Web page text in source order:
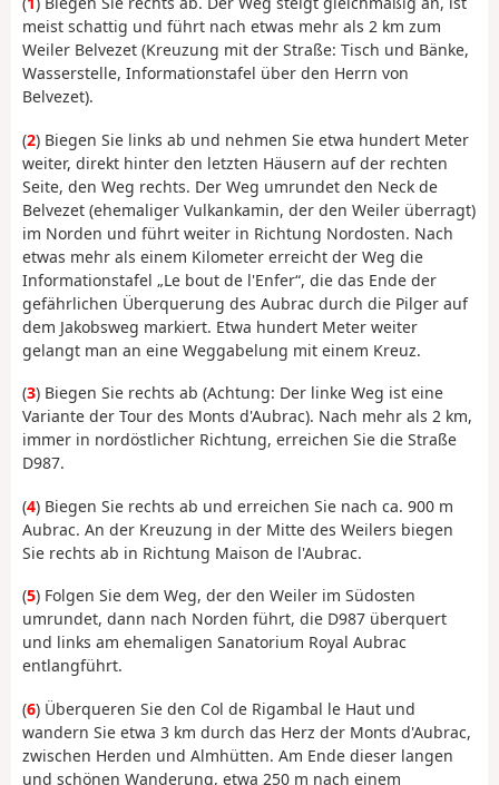
meist schattig und führt nach etwas mehr als 2 km zum
Weiler Belvezet (Kreuzung mit der Straße: Tisch und Bänke,
Wasserstelle, Informationstafel über den Herrn von
Belvezet).
(2) Biegen Sie links ab und nehmen Sie etwa hundert Meter
weiter, direkt hinter den letzten Häusern auf der rechten
Seite, den Weg rechts. Der Weg umrundet den Neck de
Belvezet (ehemaliger Vulkankamin, der den Weiler überragt)
im Norden und führt weiter in Richtung Nordosten. Nach
etwas mehr als einem Kilometer erreicht der Weg die
Informationstafel „Le bout de l'Enfer“, die das Ende der
gefährlichen Überquerung des Aubrac durch die Pilger auf
dem Jakobsweg markiert. Etwa hundert Meter weiter
gelangt man an eine Weggabelung mit einem Kreuz.
(3) Biegen Sie rechts ab (Achtung: Der linke Weg ist eine
Variante der Tour des Monts d'Aubrac). Nach mehr als 2 km,
immer in nordöstlicher Richtung, erreichen Sie die Straße
D987.
(4) Biegen Sie rechts ab und erreichen Sie nach ca. 900 m
Aubrac. An der Kreuzung in der Mitte des Weilers biegen
Sie rechts ab in Richtung Maison de l'Aubrac.
(5) Folgen Sie dem Weg, der den Weiler im Südosten
umrundet, dann nach Norden führt, die D987 überquert
und links am ehemaligen Sanatorium Royal Aubrac
entlangführt.
(6) Überqueren Sie den Col de Rigambal le Haut und
wandern Sie etwa 3 km durch das Herz der Monts d'Aubrac,
zwischen Herden und Almhütten. Am Ende dieser langen
und schönen Wanderung, etwa 250 m nach einem